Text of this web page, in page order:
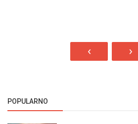
‹ ›
POPULARNO